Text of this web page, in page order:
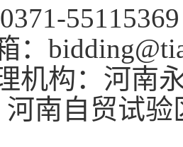
55115369
：
机构： 河南
河南自贸试